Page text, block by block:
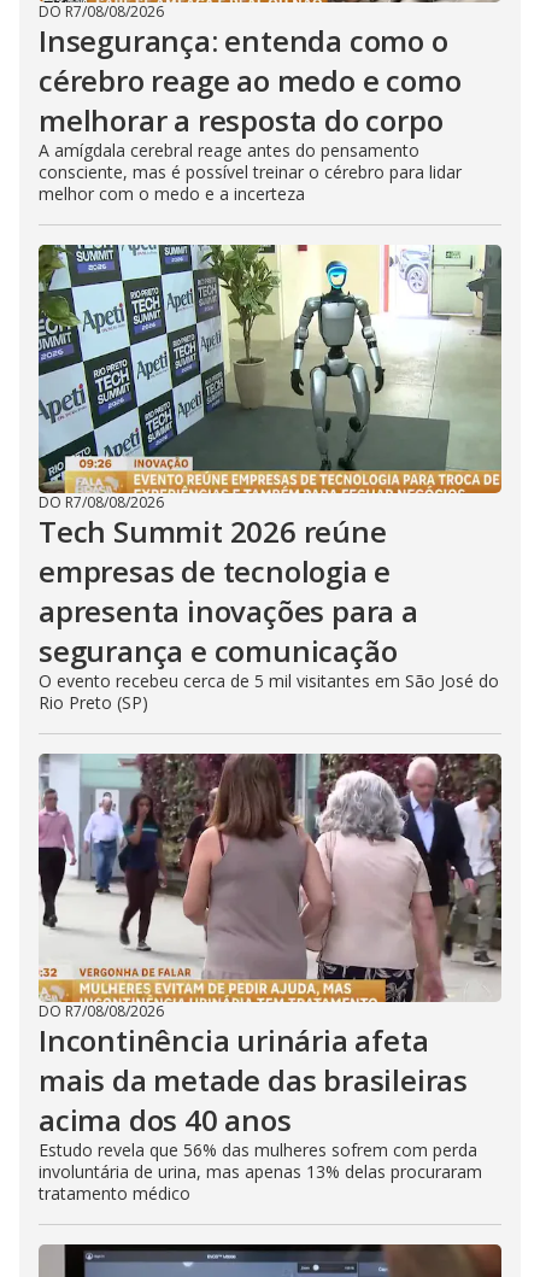
DO R7/08/08/2026
Insegurança: entenda como o
cérebro reage ao medo e como
melhorar a resposta do corpo
A amígdala cerebral reage antes do pensamento
consciente, mas é possível treinar o cérebro para lidar
melhor com o medo e a incerteza
DO R7/08/08/2026
Tech Summit 2026 reúne
empresas de tecnologia e
apresenta inovações para a
segurança e comunicação
O evento recebeu cerca de 5 mil visitantes em São José do
Rio Preto (SP)
DO R7/08/08/2026
Incontinência urinária afeta
mais da metade das brasileiras
acima dos 40 anos
Estudo revela que 56% das mulheres sofrem com perda
involuntária de urina, mas apenas 13% delas procuraram
tratamento médico